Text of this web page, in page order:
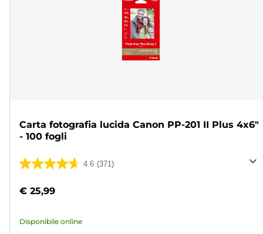
Carta fotografia lucida Canon PP-201 II Plus 4x6"
- 100 fogli
4.6 (371)
4.6
5
371
€ 25,99
Disponibile online